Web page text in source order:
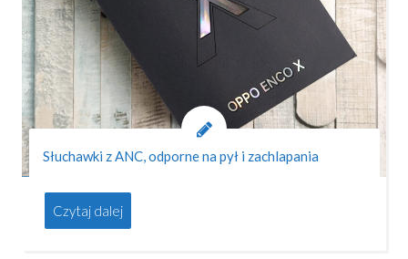
Słuchawki z ANC, odporne na pył i zachlapania
Czytaj dalej